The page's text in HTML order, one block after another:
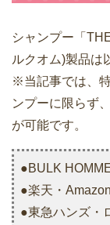
シャンプー「
ルクオム)製品は
※当記事では、
ンプーに限らず
が可能です。
●BULK
●楽天・
●東急ハンズ・